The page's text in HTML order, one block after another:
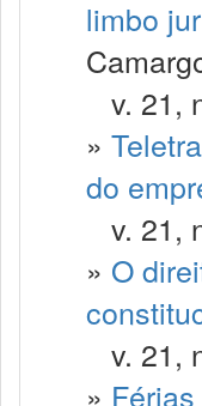
limbo
v. 21,
»
do
v. 21,
» O
v. 21,
»